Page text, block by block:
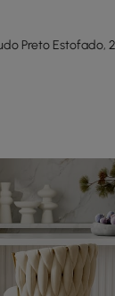
Preto Estofado, 2